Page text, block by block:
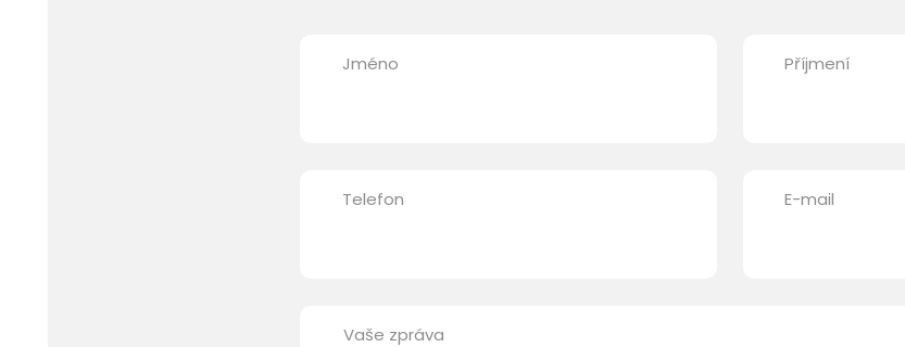
Jméno Příjmení
Telefon E-mail
Vaše zpráva